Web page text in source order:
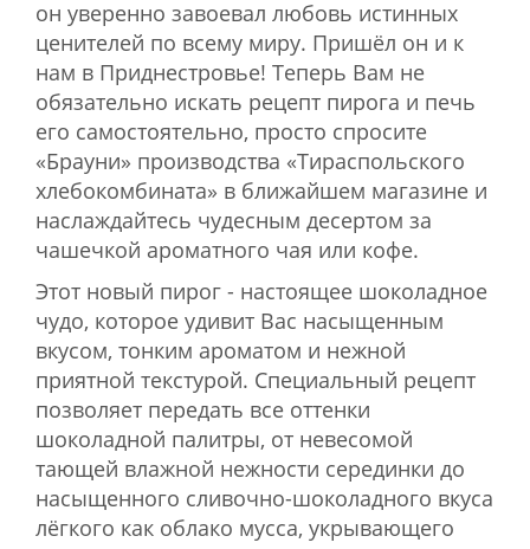
он уверенно завоевал любовь истинных
ценителей по всему миру. Пришёл он и к
нам в Приднестровье! Теперь Вам не
обязательно искать рецепт пирога и печь
его самостоятельно, просто спросите
«Брауни» производства «Тираспольского
хлебокомбината» в ближайшем магазине и
наслаждайтесь чудесным десертом за
чашечкой ароматного чая или кофе.
Этот новый пирог - настоящее шоколадное
чудо, которое удивит Вас насыщенным
вкусом, тонким ароматом и нежной
приятной текстурой. Специальный рецепт
позволяет передать все оттенки
шоколадной палитры, от невесомой
тающей влажной нежности серединки до
насыщенного сливочно-шоколадного вкуса
лёгкого как облако мусса, укрывающего